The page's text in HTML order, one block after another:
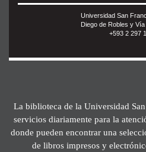
Universidad San
Diego de Robles y
+593 2 297
La biblioteca de la Universidad
servicios diariamente para la
donde pueden encontrar una
de libros impresos y